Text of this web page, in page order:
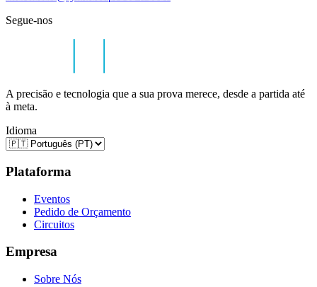
Segue-nos
A precisão e tecnologia que a sua prova merece, desde a partida até
à meta.
Idioma
Plataforma
Eventos
Pedido de Orçamento
Circuitos
Empresa
Sobre Nós